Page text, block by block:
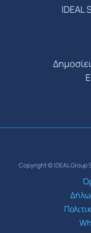
IDEAL
Copyright © IDEAL Group